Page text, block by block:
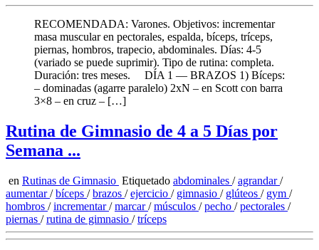
RECOMENDADA: Varones. Objetivos: incrementar
masa muscular en pectorales, espalda, bíceps, tríceps,
piernas, hombros, trapecio, abdominales. Días: 4-5
(variado se puede suprimir). Tipo de rutina: completa.
Duración: tres meses. DÍA 1 — BRAZOS 1) Bíceps:
– dominadas (agarre paralelo) 2xN – en Scott con barra
3×8 – en cruz – […]
Rutina de Gimnasio de 4 a 5 Días por
Semana ...
en Rutinas de Gimnasio Etiquetado abdominales /agrandar/
aumentar/bíceps /brazos /ejercicio / gimnasio / glúteos / gym /
hombros /incrementar/marcar/músculos /pecho /pectorales /
piernas /rutina de gimnasio /tríceps